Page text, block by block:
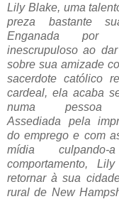
Lily Blake, uma
preza bastante
Enganada por
inescrupuloso ao
sobre sua amizade
sacerdote católico
cardeal, ela acaba
numa pessoa
Assediada pela
do emprego e com
mídia
comportamento,
retornar à sua
rural de New